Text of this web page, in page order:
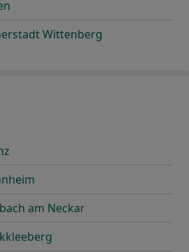
Wittenberg
am Neckar